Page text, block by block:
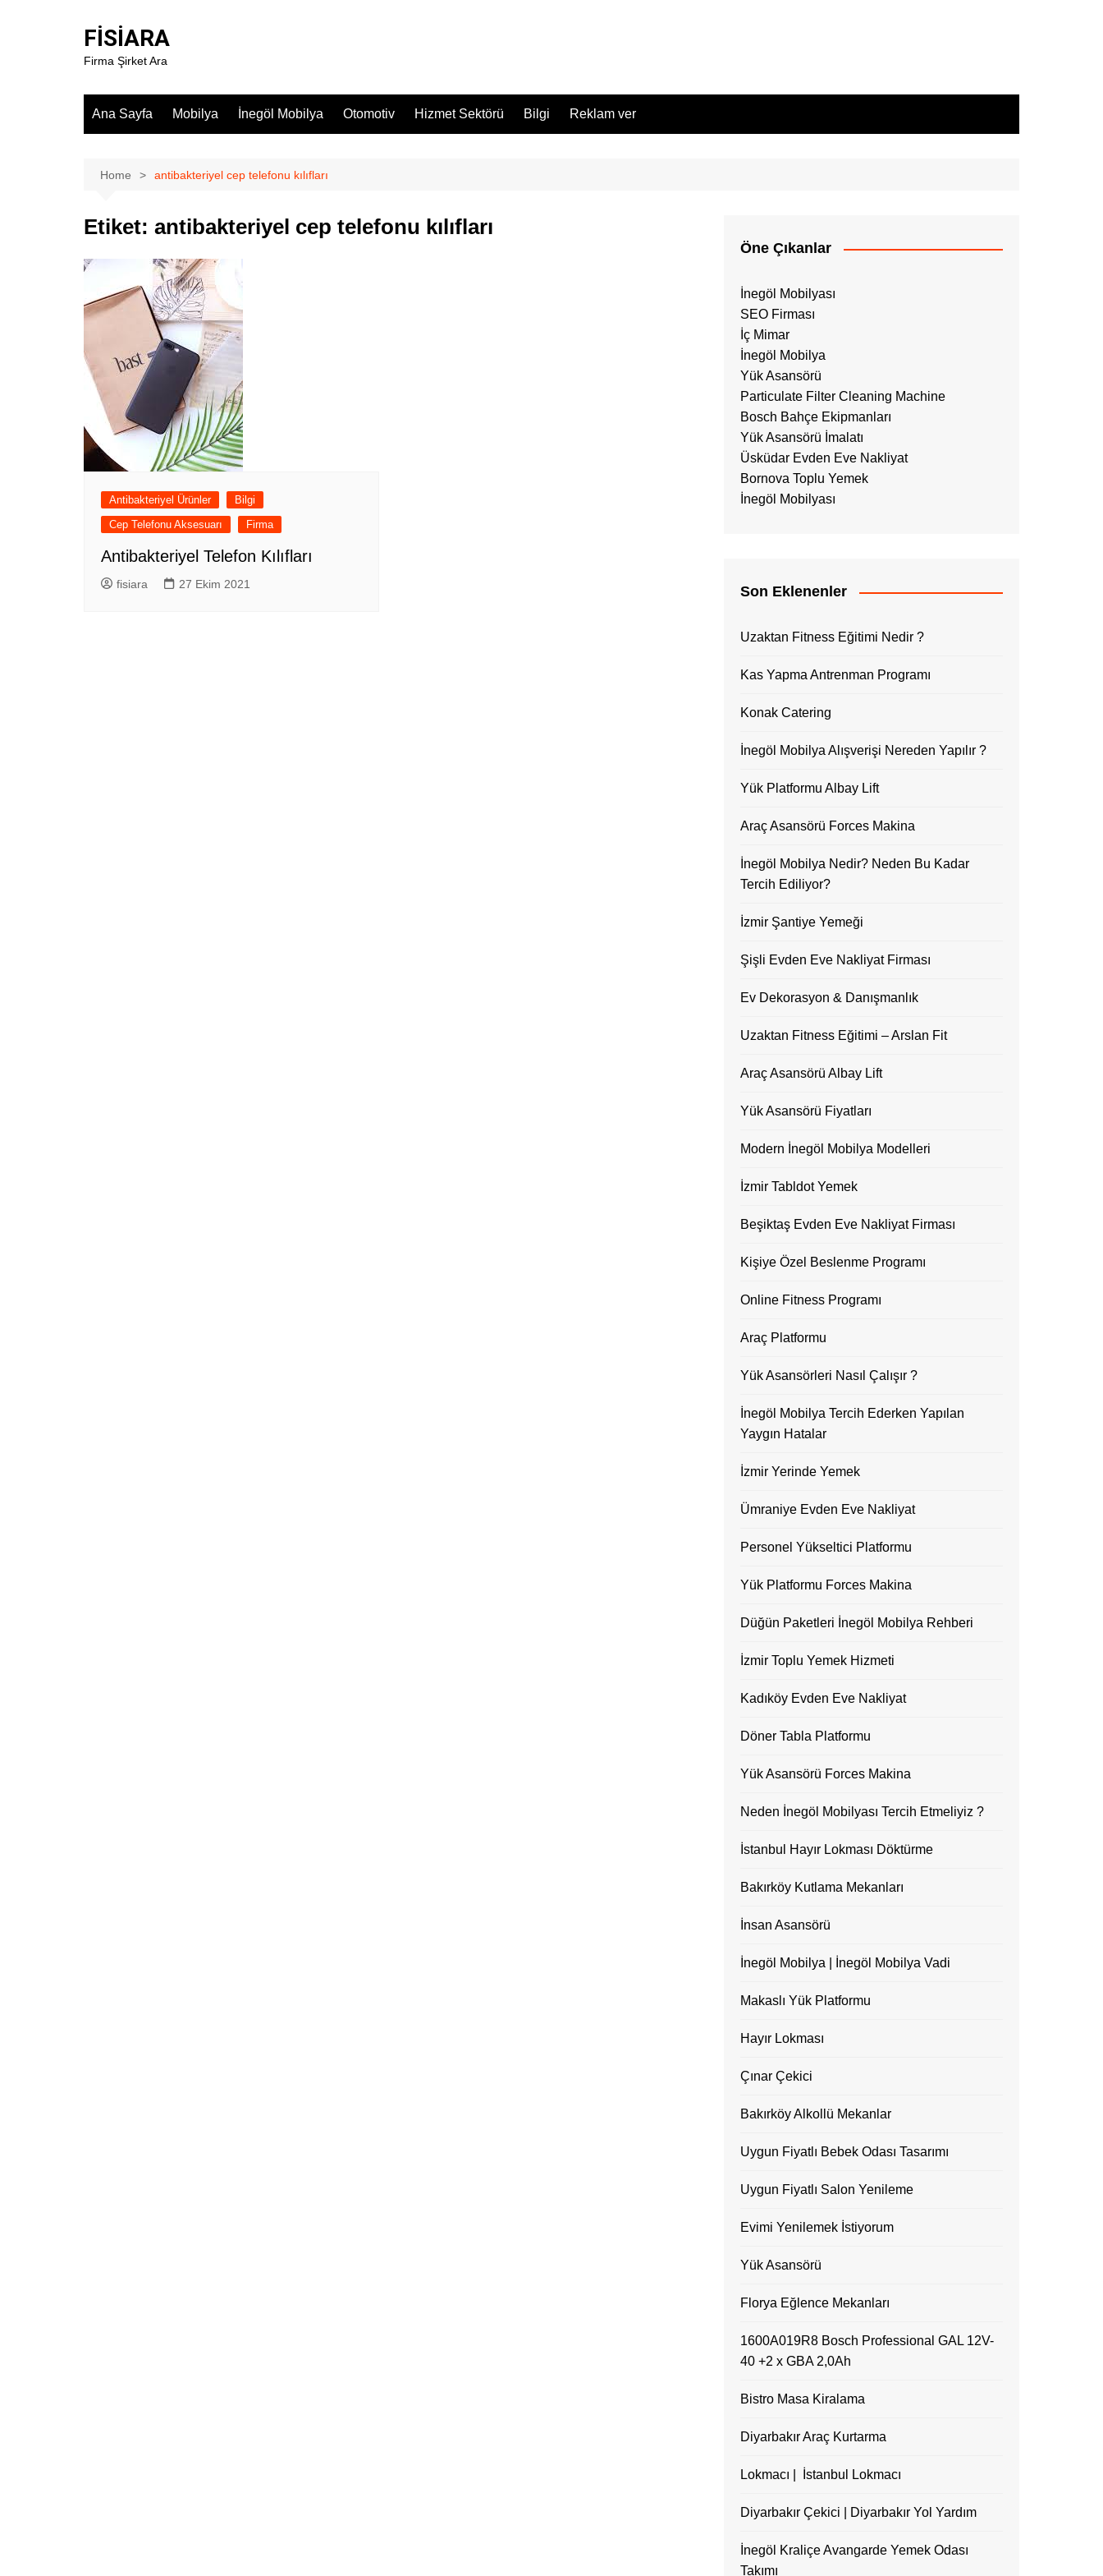
FİSİARA
Firma Şirket Ara
Ana Sayfa Mobilya İnegöl Mobilya Otomotiv Hizmet Sektörü Bilgi Reklam ver
Home antibakteriyel cep telefonu kılıfları
Etiket: antibakteriyel cep telefonu kılıfları
Antibakteriyel Ürünler
Bilgi
Cep Telefonu Aksesuarı
Firma
Antibakteriyel Telefon Kılıfları
fisiara 27 Ekim 2021
Öne Çıkanlar
İnegöl Mobilyası
SEO Firması
İç Mimar
İnegöl Mobilya
Yük Asansörü
Particulate Filter Cleaning Machine
Bosch Bahçe Ekipmanları
Yük Asansörü İmalatı
Üsküdar Evden Eve Nakliyat
Bornova Toplu Yemek
İnegöl Mobilyası
Son Eklenenler
Uzaktan Fitness Eğitimi Nedir ?
Kas Yapma Antrenman Programı
Konak Catering
İnegöl Mobilya Alışverişi Nereden Yapılır ?
Yük Platformu Albay Lift
Araç Asansörü Forces Makina
İnegöl Mobilya Nedir? Neden Bu Kadar
Tercih Ediliyor?
İzmir Şantiye Yemeği
Şişli Evden Eve Nakliyat Firması
Ev Dekorasyon & Danışmanlık
Uzaktan Fitness Eğitimi – Arslan Fit
Araç Asansörü Albay Lift
Yük Asansörü Fiyatları
Modern İnegöl Mobilya Modelleri
İzmir Tabldot Yemek
Beşiktaş Evden Eve Nakliyat Firması
Kişiye Özel Beslenme Programı
Online Fitness Programı
Araç Platformu
Yük Asansörleri Nasıl Çalışır ?
İnegöl Mobilya Tercih Ederken Yapılan
Yaygın Hatalar
İzmir Yerinde Yemek
Ümraniye Evden Eve Nakliyat
Personel Yükseltici Platformu
Yük Platformu Forces Makina
Düğün Paketleri İnegöl Mobilya Rehberi
İzmir Toplu Yemek Hizmeti
Kadıköy Evden Eve Nakliyat
Döner Tabla Platformu
Yük Asansörü Forces Makina
Neden İnegöl Mobilyası Tercih Etmeliyiz ?
İstanbul Hayır Lokması Döktürme
Bakırköy Kutlama Mekanları
İnsan Asansörü
İnegöl Mobilya | İnegöl Mobilya Vadi
Makaslı Yük Platformu
Hayır Lokması
Çınar Çekici
Bakırköy Alkollü Mekanlar
Uygun Fiyatlı Bebek Odası Tasarımı
Uygun Fiyatlı Salon Yenileme
Evimi Yenilemek İstiyorum
Yük Asansörü
Florya Eğlence Mekanları
1600A019R8 Bosch Professional GAL 12V-
40 +2 x GBA 2,0Ah
Bistro Masa Kiralama
Diyarbakır Araç Kurtarma
Lokmacı | İstanbul Lokmacı
Diyarbakır Çekici | Diyarbakır Yol Yardım
İnegöl Kraliçe Avangarde Yemek Odası
Takımı